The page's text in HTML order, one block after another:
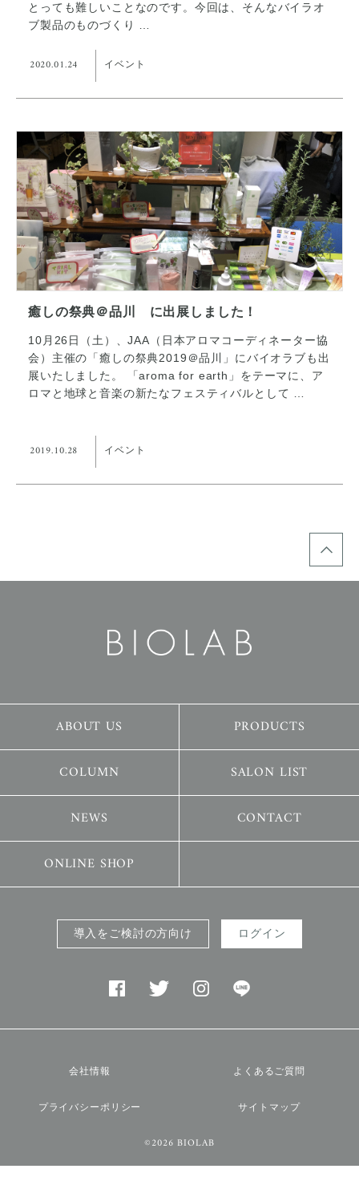
とっても難しいことなのです。今回は、そんなバイラオ
ブ製品のものづくり …
2020.01.24 イベント
癒しの祭典＠品川 に出展しました！
10月26日（土）、JAA（日本アロマコーディネーター協
会）主催の「癒しの祭典2019＠品川」にバイオラブも出
展いたしました。 「aroma for earth」をテーマに、ア
ロマと地球と音楽の新たなフェスティバルとして …
2019.10.28 イベント
ABOUT US PRODUCTS
COLUMN SALON LIST
NEWS CONTACT
ONLINE SHOP
導入をご検討の方向け ログイン
会社情報 よくあるご質問
プライバシーポリシー サイトマップ
©2026 BIOLAB